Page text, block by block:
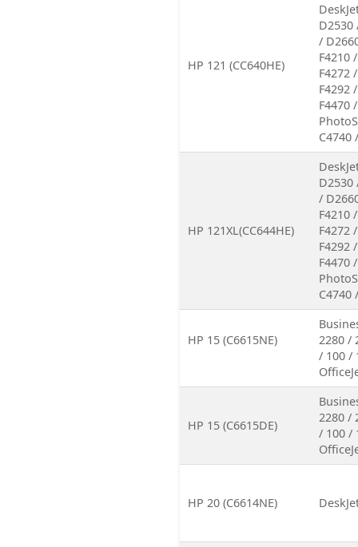
HP 121 (CC640HE)
D2530
/
F4210
F4272
F4292
F4470
C4740
HP 121XL(CC644HE)
D2530
/
F4210
F4272
F4292
F4470
C4740
HP 15 (C6615NE)
2280 /
/ 100 /
HP 15 (C6615DE)
2280 /
/ 100 /
HP 20 (C6614NE)